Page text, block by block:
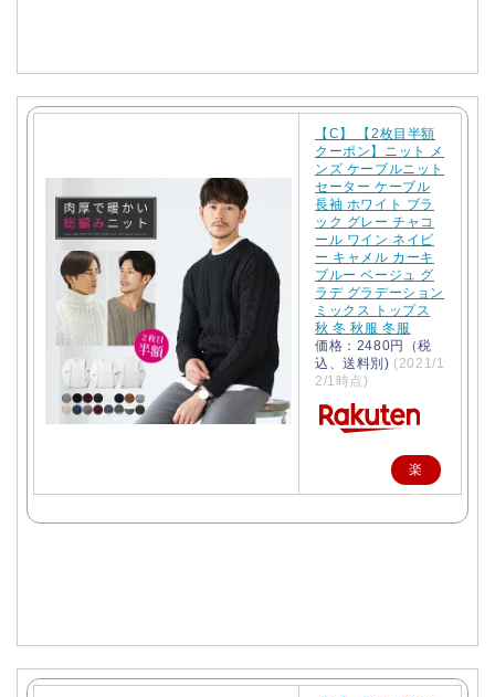
【C】 【2枚目半額
クーポン】ニット メ
ンズ ケーブルニット
セーター ケーブル
長袖 ホワイト ブラ
ック グレー チャコ
ール ワイン ネイビ
ー キャメル カーキ
ブルー ベージュ グ
ラデ グラデーション
ミックス トップス
秋 冬 秋服 冬服
価格：2480円（税
込、送料別) (2021/1
2/1時点)
楽
天